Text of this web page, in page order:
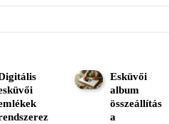
Esküvői
album
összeállítás
a